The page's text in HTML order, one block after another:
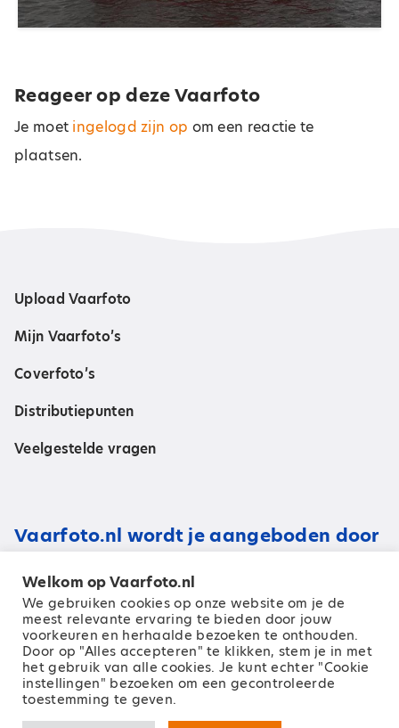
Reageer op deze Vaarfoto
Je moet ingelogd zijn op om een reactie te
plaatsen.
Upload Vaarfoto
Mijn Vaarfoto’s
Coverfoto’s
Distributiepunten
Veelgestelde vragen
Vaarfoto.nl wordt je aangeboden door
© 2026 Zeilen Media B.V.
Welkom op Vaarfoto.nl
We gebruiken cookies op onze website om je de
meest relevante ervaring te bieden door jouw
voorkeuren en herhaalde bezoeken te onthouden.
Door op "Alles accepteren" te klikken, stem je in met
het gebruik van alle cookies. Je kunt echter "Cookie
instellingen" bezoeken om een ​​gecontroleerde
toestemming te geven.